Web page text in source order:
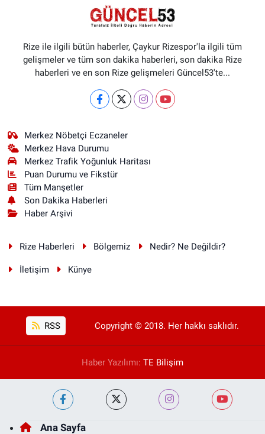
Rize ile ilgili bütün haberler, Çaykur Rizespor'la ilgili tüm
gelişmeler ve tüm son dakika haberleri, son dakika Rize
haberleri ve en son Rize gelişmeleri Güncel53'te...
Merkez Nöbetçi Eczaneler
Merkez Hava Durumu
Merkez Trafik Yoğunluk Haritası
Puan Durumu ve Fikstür
Tüm Manşetler
Son Dakika Haberleri
Haber Arşivi
Rize Haberleri Bölgemiz Nedir? Ne Değildir?
İletişim Künye
RSS Copyright © 2018. Her hakkı saklıdır.
Haber Yazılımı: TE Bilişim
Ana Sayfa